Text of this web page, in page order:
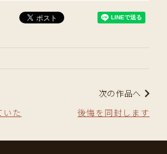
いた
次の作品へ
後悔を同封します